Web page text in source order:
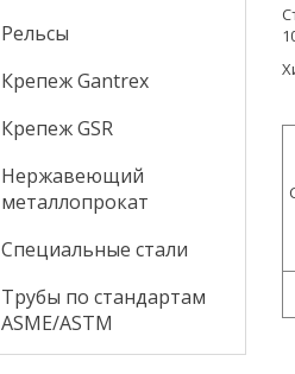
Рельсы
Крепеж Gantrex
Крепеж GSR
Нержавеющий
металлопрокат
Специальные стали
Трубы по стандартам
ASME/ASTM